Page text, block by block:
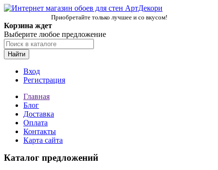
Приобретайте только лучшее и со вкусом!
Корзина ждет
Выберите любое предложение
Найти
Вход
Регистрация
Главная
Блог
Доставка
Оплата
Контакты
Карта сайта
Каталог предложений